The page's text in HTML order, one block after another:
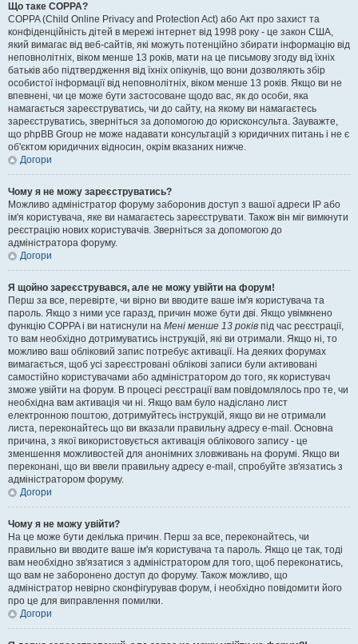
Що таке COPPA?
COPPA (Child Online Privacy and Protection Act) або Акт про захист та
конфіденційність дітей в мережі інтернет від 1998 року - це закон США,
який вимагає від веб-сайтів, які можуть потенційно збирати інформацію від
неповнолітніх, віком менше 13 років, мати на це письмову згоду від їхніх
батьків або підтвердження від їхніх опікунів, що вони дозволяють збір
особистої інформації від неповнолітніх, віком менше 13 років. Якщо ви не
впевнені, чи це може бути застосоване щодо вас, як до особи, яка
намагається зареєструватись, чи до сайту, на якому ви намагаєтесь
зареєструватись, зверніться за допомогою до юрисконсульта. Зауважте,
що phpBB Group не може надавати консультацій з юридичних питань і не є
об'єктом юридичних відносин, окрім вказаних нижче.
Догори
Чому я не можу зареєструватись?
Можливо адміністратор форуму заборонив доступ з вашої адреси IP або
ім'я користувача, яке ви намагаєтесь зареєструвати. Також він міг вимкнути
реєстрацію нових користувачів. Зверніться за допомогою до
адміністратора форуму.
Догори
Я щойно зареєструвався, але не можу увійти на форум!
Перш за все, перевірте, чи вірно ви вводите ваше ім'я користувача та
пароль. Якщо з ними усе гаразд, причин може бути дві. Якщо увімкнено
функцію COPPA і ви натиснули на Мені менше 13 років під час реєстрації,
то вам необхідно дотримуватись інструкцій, які ви отримали. Якщо ні, то
можливо ваш обліковий запис потребує активації. На деяких форумах
вимагається, щоб усі зареєстровані облікові записи були активовані
самостійно користувачами або адміністратором до того, як користувач
зможе увійти на форум. В процесі реєстрації вам повідомлялось про те, чи
необхідна вам активація чи ні. Якщо вам було надіслано лист
електронною поштою, дотримуйтесь інструкцій, якщо ви не отримали
листа, переконайтесь що ви вказали правильну адресу e-mail. Основна
причина, з якої використовується активація облікового запису - це
зменшення можливостей для анонімних зловживань на форумі. Якщо ви
переконані, що ви ввели правильну адресу e-mail, спробуйте зв'язатись з
адміністратором форуму.
Догори
Чому я не можу увійти?
На це може бути декілька причин. Перш за все, переконайтесь, чи
правильно ви вводите ваше ім'я користувача та пароль. Якщо це так, тоді
вам необхідно зв'язатися з адміністратором для того, щоб переконатись,
що вам не заборонено доступ до форуму. Також можливо, що
адміністратор невірно сконфігурував форум, і необхідно повідомити його
про це для виправлення помилки.
Догори